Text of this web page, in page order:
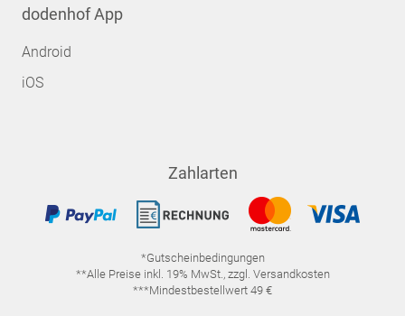
dodenhof App
Android
iOS
Zahlarten
*Gutscheinbedingungen
**Alle Preise inkl. 19% MwSt., zzgl. Versandkosten
***Mindestbestellwert 49 €